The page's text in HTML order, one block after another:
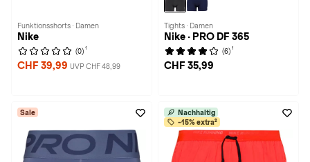
Funktionsshorts · Damen
Nike
(0) 1
CHF 39,99 UVP CHF 48,99
Tights · Damen
Nike · PRO DF 365
(6) 1
CHF 35,99
Sale
Nachhaltig
-15% extra²